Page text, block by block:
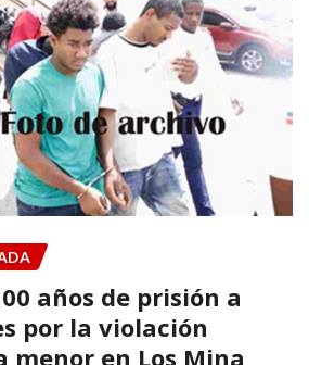
años de prisión a
por la violación
menor en Los Mina